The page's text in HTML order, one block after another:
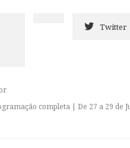
Twitter
completa | De 27 a 29 de